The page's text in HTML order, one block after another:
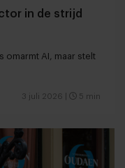
in de strijd
omarmt AI, maar stelt
3 juli 2026 5 min